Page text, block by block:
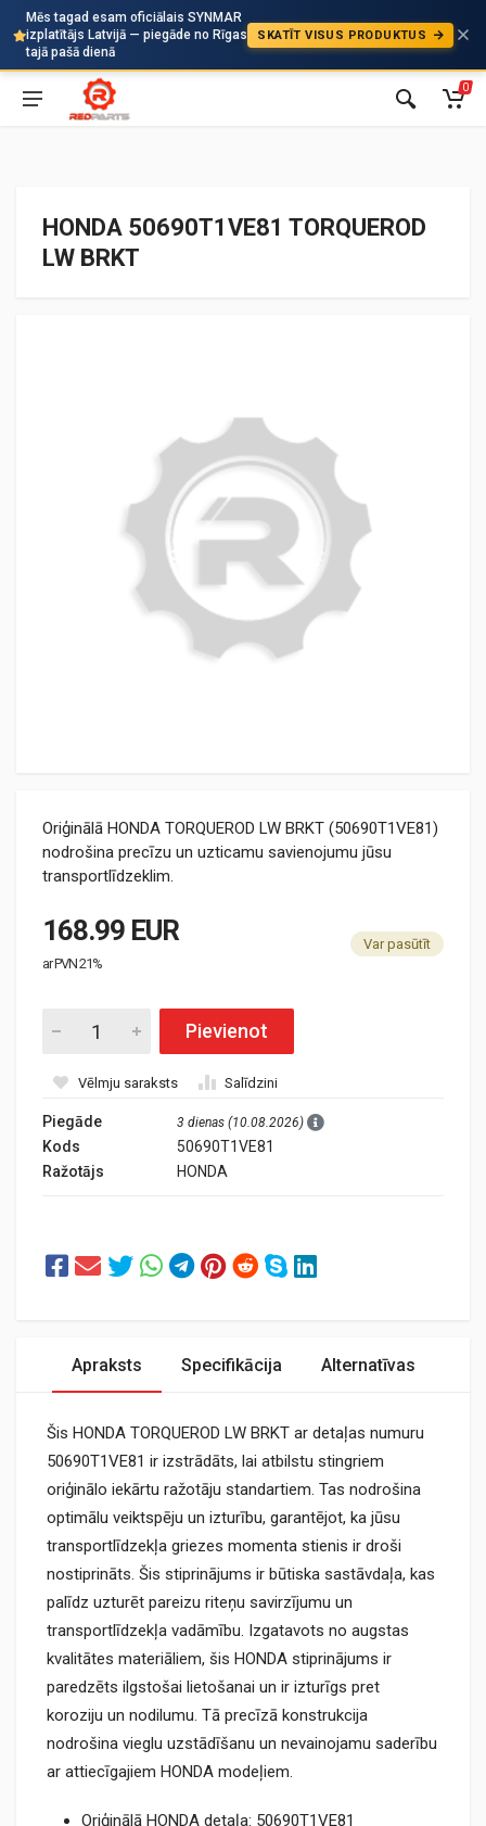
Mēs tagad esam oficiālais SYNMAR
izplatītājs Latvijā — piegāde no Rīgas
tajā pašā dienā
SKATĪT VISUS PRODUKTUS
Auto
0
HONDA 50690T1VE81 TORQUEROD
LW BRKT
Oriģinālā HONDA TORQUEROD LW BRKT (50690T1VE81)
nodrošina precīzu un uzticamu savienojumu jūsu
transportlīdzeklim.
168.99 EUR
ar PVN 21%
Var pasūtīt
Pievienot
Vēlmju saraksts Salīdzini
Piegāde 3 dienas (10.08.2026)
Kods
50690T1VE81
Ražotājs
HONDA
Apraksts Specifikācija Alternatīvas
Šis HONDA TORQUEROD LW BRKT ar detaļas numuru
50690T1VE81 ir izstrādāts, lai atbilstu stingriem
oriģinālo iekārtu ražotāju standartiem. Tas nodrošina
optimālu veiktspēju un izturību, garantējot, ka jūsu
transportlīdzekļa griezes momenta stienis ir droši
nostiprināts. Šis stiprinājums ir būtiska sastāvdaļa, kas
palīdz uzturēt pareizu riteņu savirzījumu un
transportlīdzekļa vadāmību. Izgatavots no augstas
kvalitātes materiāliem, šis HONDA stiprinājums ir
paredzēts ilgstošai lietošanai un ir izturīgs pret
koroziju un nodilumu. Tā precīzā konstrukcija
nodrošina vieglu uzstādīšanu un nevainojamu saderību
ar attiecīgajiem HONDA modeļiem.
Oriģinālā HONDA detaļa: 50690T1VE81